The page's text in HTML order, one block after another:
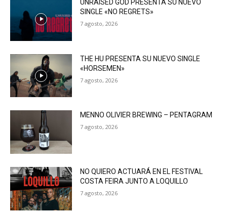
UNRAISED GOD PRESENTA SU NUEVO
SINGLE «NO REGRETS»
7 agosto, 2026
THE HU PRESENTA SU NUEVO SINGLE
«HORSEMEN»
7 agosto, 2026
MENNO OLIVIER BREWING – PENTAGRAM
7 agosto, 2026
NO QUIERO ACTUARÁ EN EL FESTIVAL
COSTA FEIRA JUNTO A LOQUILLO
7 agosto, 2026